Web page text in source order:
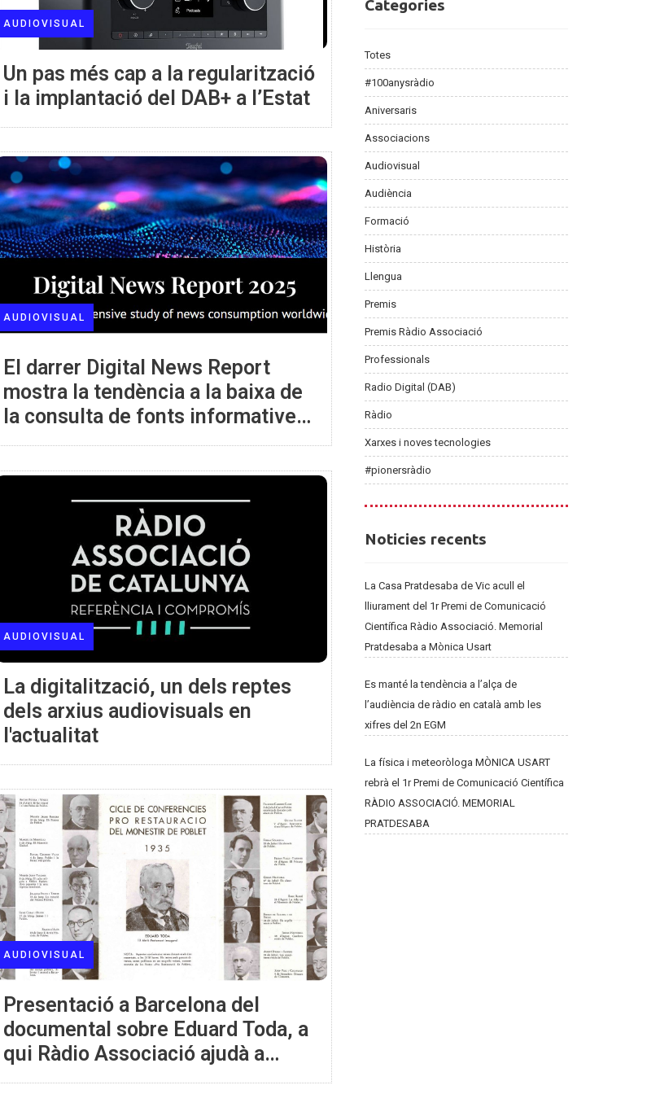
AUDIOVISUAL
Un pas més cap a la regularització
i la implantació del DAB+ a l’Estat
AUDIOVISUAL
El darrer Digital News Report
mostra la tendència a la baixa de
la consulta de fonts informatives
tradicionals
AUDIOVISUAL
La digitalització, un dels reptes
dels arxius audiovisuals en
l'actualitat
AUDIOVISUAL
Presentació a Barcelona del
documental sobre Eduard Toda, a
qui Ràdio Associació ajudà a
rehabilitar Poblet
Categories
Totes
#100anysràdio
Aniversaris
Associacions
Audiovisual
Audiència
Formació
Història
Llengua
Premis
Premis Ràdio Associació
Professionals
Radio Digital (DAB)
Ràdio
Xarxes i noves tecnologies
#pionersràdio
Noticies
Noticies recents
La Casa Pratdesaba de Vic acull el
lliurament del 1r Premi de Comunicació
Científica Ràdio Associació. Memorial
Pratdesaba a Mònica Usart
Es manté la tendència a l’alça de
l’audiència de ràdio en català amb les
xifres del 2n EGM
La física i meteoròloga MÒNICA USART
rebrà el 1r Premi de Comunicació Científica
RÀDIO ASSOCIACIÓ. MEMORIAL
PRATDESABA